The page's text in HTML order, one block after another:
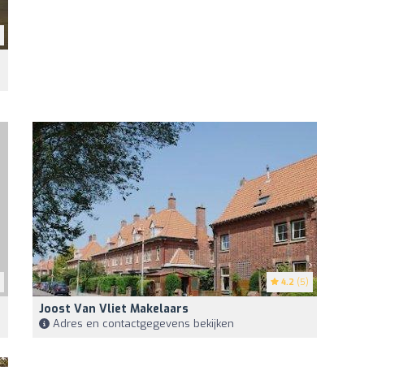
4.2 (5)
Joost Van Vliet Makelaars
Adres en contactgegevens bekijken